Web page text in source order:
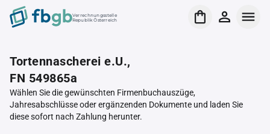
Verrechnungsstelle
Republik Österreich
Tortennascherei e.U.,
FN 549865a
Wählen Sie die gewünschten Firmenbuchauszüge,
Jahresabschlüsse oder ergänzenden Dokumente und laden Sie
diese sofort nach Zahlung herunter.